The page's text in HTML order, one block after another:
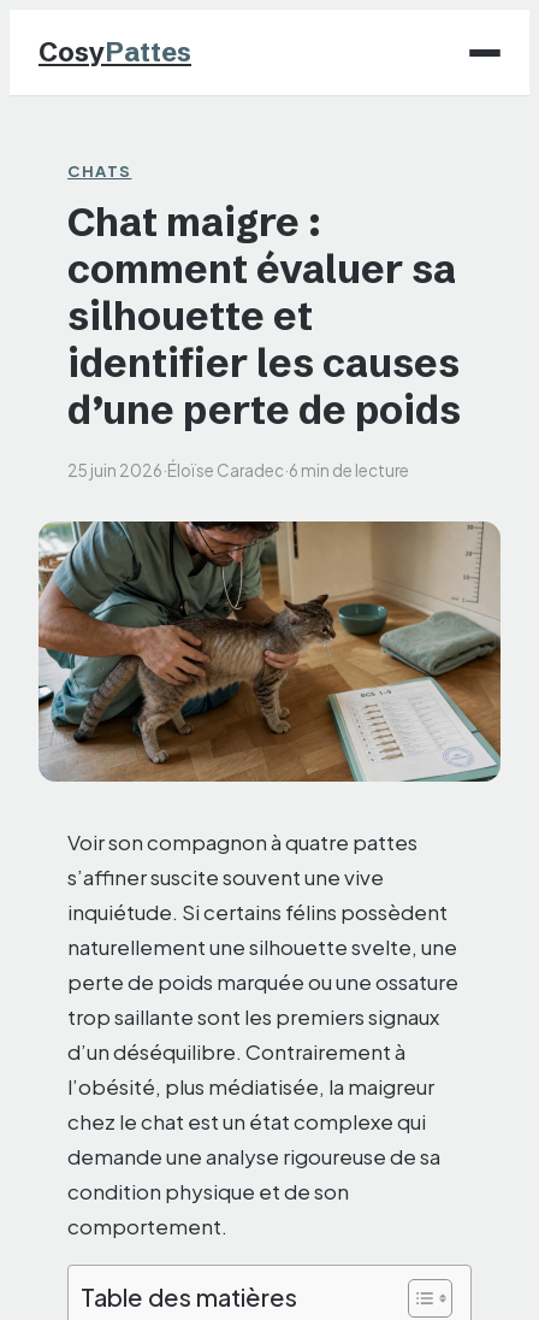
CosyPattes
Chats
NAC
Maison
Jardinage
CHATS
Chat maigre :
comment évaluer sa
silhouette et
identifier les causes
d’une perte de poids
25 juin 2026·Éloïse Caradec·6 min de lecture
Voir son compagnon à quatre pattes
s’affiner suscite souvent une vive
inquiétude. Si certains félins possèdent
naturellement une silhouette svelte, une
perte de poids marquée ou une ossature
trop saillante sont les premiers signaux
d’un déséquilibre. Contrairement à
l’obésité, plus médiatisée, la maigreur
chez le chat est un état complexe qui
demande une analyse rigoureuse de sa
condition physique et de son
comportement.
Table des matières